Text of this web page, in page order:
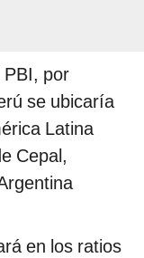
PBI, por
se ubicaría
Latina
Cepal,
en los ratios